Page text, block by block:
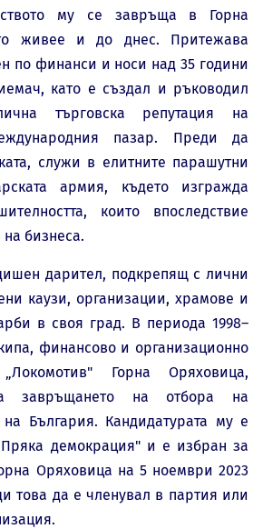
му се завръща в Горна
живее и до днес. Притежава
по финанси и носи над 35 години
като е създал и ръководил
търговска репутация на
пазар. Преди да
служи в елитните парашутни
армия, където изгражда
които впоследствие
бизнеса.
дарител, подкрепящ с лични
каузи, организации, храмове и
в своя град. В периода 1998–
финансово и организационно
Горна Оряховица,
завръщането на отбора на
на България. Кандидатурата му е
демокрация" и е избран за
Оряховица на 5 ноември 2023
това да е членувал в партия или